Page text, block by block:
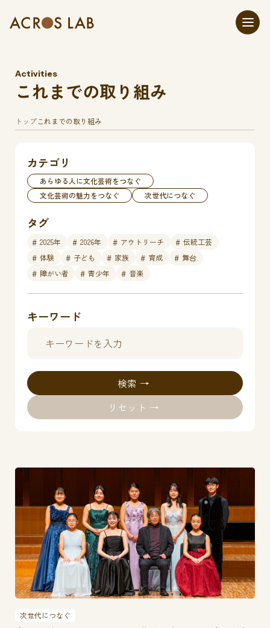
Activities
これまでの取り組み
トップこれまでの取り組み
カテゴリ
あらゆる人に文化芸術をつなぐ
文化芸術の魅力をつなぐ
次世代につなぐ
タグ
2025年 2026年 アウトリーチ
伝統工芸
体験
子ども 家族 育成
舞台
障がい者
青少年 音楽
キーワード
検索
リセット
次世代につなぐ